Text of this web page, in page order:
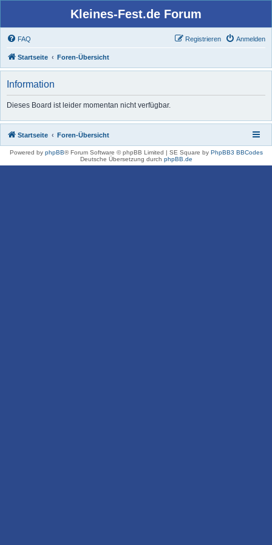
Kleines-Fest.de Forum
FAQ Anmelden
Registrieren
Startseite Foren-Übersicht
Information
Dieses Board ist leider momentan nicht verfügbar.
Startseite Foren-Übersicht
Powered by phpBB® Forum Software © phpBB Limited | SE Square by PhpBB3 BBCodes
Deutsche Übersetzung durch phpBB.de